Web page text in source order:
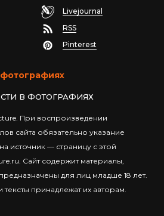
Livejournal
RSS
Pinterest
В ФОТОГРАФИЯХ
При воспроизведении
сайта обязательно указание
источник — страницу с этой
Сайт содержит материалы,
для лиц младше 18 лет.
тексты принадлежат их авторам.